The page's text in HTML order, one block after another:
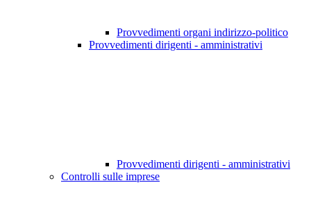
Provvedimenti organi indirizzo-politico
Provvedimenti dirigenti - amministrativi
Provvedimenti dirigenti - amministrativi
Controlli sulle imprese